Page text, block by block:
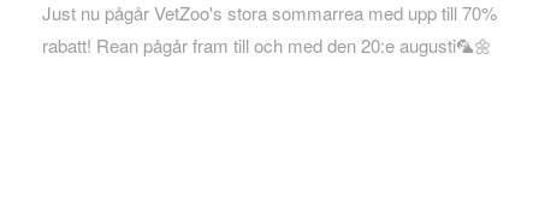
Just nu pågår VetZoo's stora sommarrea med upp till 70%
rabatt! Rean pågår fram till och med den 20:e augusti🦜🌼